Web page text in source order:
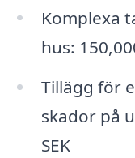
Komplexa
hus:
Tillägg för
skador på
SEK